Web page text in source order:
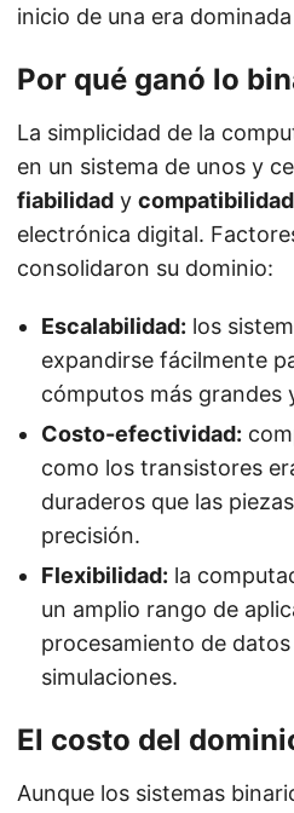
inicio de una era
Por qué ganó lo
La simplicidad de la
en un sistema de unos y
fiabilidad y compatibilidad
electrónica digital.
consolidaron su dominio:
Escalabilidad: los
expandirse fácilmente
cómputos más grandes
Costo-efectividad:
como los transistores
duraderos que las
precisión.
Flexibilidad: la
un amplio rango de
procesamiento de
simulaciones.
El costo del
Aunque los sistemas